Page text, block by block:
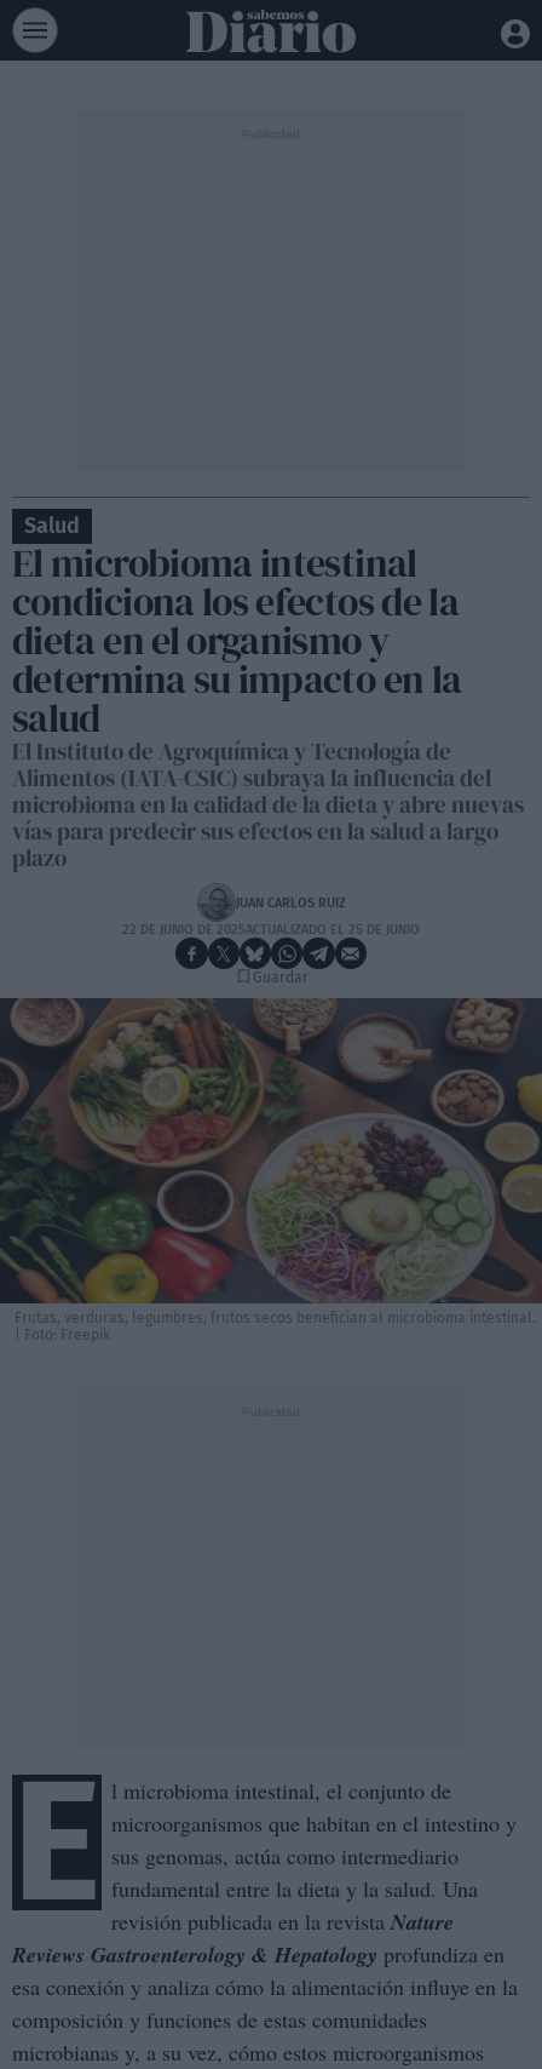
Salud
El microbioma intestinal
condiciona los efectos de la
dieta en el organismo y
determina su impacto en la
salud
El Instituto de Agroquímica y Tecnología de
Alimentos (IATA-CSIC) subraya la influencia del
microbioma en la calidad de la dieta y abre nuevas
vías para predecir sus efectos en la salud a largo
plazo
JUAN CARLOS RUIZ
22 DE JUNIO DE 2025ACTUALIZADO EL 25 DE JUNIO
Guardar
Frutas, verduras, legumbres, frutos secos benefician al microbioma intestinal.
| Foto: Freepik
E l microbioma intestinal, el conjunto de
microorganismos que habitan en el intestino y
sus genomas, actúa como intermediario
fundamental entre la dieta y la salud. Una
revisión publicada en la revista Nature
Reviews Gastroenterology & Hepatology profundiza en
esa conexión y analiza cómo la alimentación influye en la
composición y funciones de estas comunidades
microbianas y, a su vez, cómo estos microorganismos